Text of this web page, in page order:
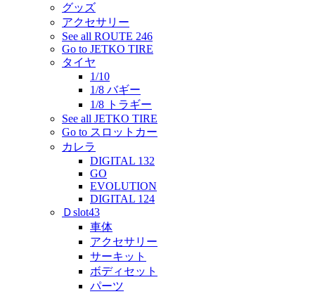
グッズ
アクセサリー
See all ROUTE 246
Go to JETKO TIRE
タイヤ
1/10
1/8 バギー
1/8 トラギー
See all JETKO TIRE
Go to スロットカー
カレラ
DIGITAL 132
GO
EVOLUTION
DIGITAL 124
Ｄslot43
車体
アクセサリー
サーキット
ボディセット
パーツ